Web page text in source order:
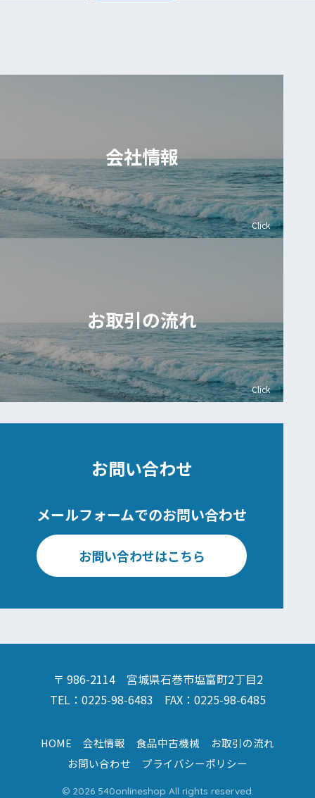
会社情報
Click
お取引の流れ
Click
お問い合わせ
メールフォームでのお問い合わせ
お問い合わせはこちら
〒 986-2114 宮城県石巻市塩富町2丁目2
TEL：0225-98-6483 FAX：0225-98-6485
HOME 会社情報 食品中古機械
お取引の流れ
お問い合わせ
プライバシーポリシー
© 2026 540onlineshop All rights reserved.